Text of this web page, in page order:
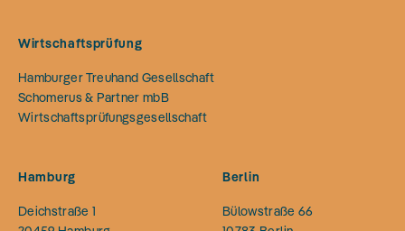
Wirtschaftsprüfung
Hamburger Treuhand Gesellschaft
Schomerus & Partner mbB
Wirtschaftsprüfungsgesellschaft
Hamburg
Deichstraße 1
Berlin
Bülowstraße 66